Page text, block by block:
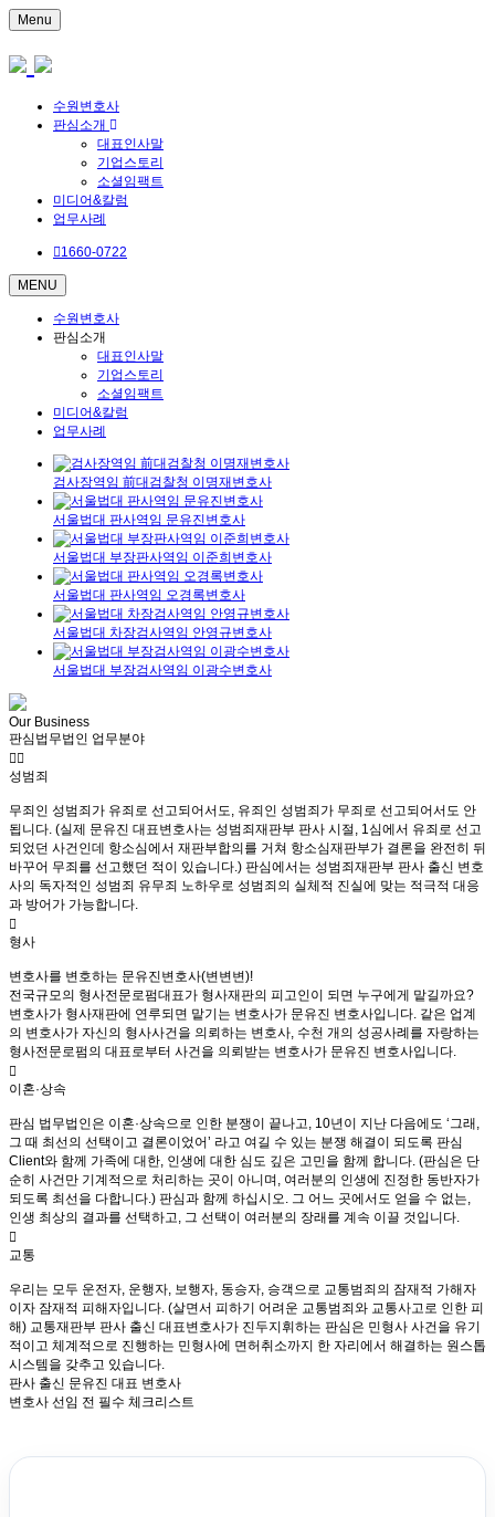
Menu
수원변호사
판심소개
대표인사말
기업스토리
소셜임팩트
미디어&칼럼
업무사례
1660-0722
MENU
수원변호사
판심소개
대표인사말
기업스토리
소셜임팩트
미디어&칼럼
업무사례
검사장역임 前대검찰청 이명재변호사
서울법대 판사역임 문유진변호사
서울법대 부장판사역임 이준희변호사
서울법대 판사역임 오경록변호사
서울법대 차장검사역임 안영규변호사
서울법대 부장검사역임 이광수변호사
Our Business
판심법무법인 업무분야
성범죄
무죄인 성범죄가 유죄로 선고되어서도, 유죄인 성범죄가 무죄로 선고되어서도 안
됩니다. (실제 문유진 대표변호사는 성범죄재판부 판사 시절, 1심에서 유죄로 선고
되었던 사건인데 항소심에서 재판부합의를 거쳐 항소심재판부가 결론을 완전히 뒤
바꾸어 무죄를 선고했던 적이 있습니다.) 판심에서는 성범죄재판부 판사 출신 변호
사의 독자적인 성범죄 유무죄 노하우로 성범죄의 실체적 진실에 맞는 적극적 대응
과 방어가 가능합니다.
형사
변호사를 변호하는 문유진변호사(변변변)!
전국규모의 형사전문로펌대표가 형사재판의 피고인이 되면 누구에게 맡길까요?
변호사가 형사재판에 연루되면 맡기는 변호사가 문유진 변호사입니다. 같은 업계
의 변호사가 자신의 형사사건을 의뢰하는 변호사, 수천 개의 성공사례를 자랑하는
형사전문로펌의 대표로부터 사건을 의뢰받는 변호사가 문유진 변호사입니다.
이혼·상속
판심 법무법인은 이혼·상속으로 인한 분쟁이 끝나고, 10년이 지난 다음에도 ‘그래,
그 때 최선의 선택이고 결론이었어’ 라고 여길 수 있는 분쟁 해결이 되도록 판심
Client와 함께 가족에 대한, 인생에 대한 심도 깊은 고민을 함께 합니다. (판심은 단
순히 사건만 기계적으로 처리하는 곳이 아니며, 여러분의 인생에 진정한 동반자가
되도록 최선을 다합니다.) 판심과 함께 하십시오. 그 어느 곳에서도 얻을 수 없는,
인생 최상의 결과를 선택하고, 그 선택이 여러분의 장래를 계속 이끌 것입니다.
교통
우리는 모두 운전자, 운행자, 보행자, 동승자, 승객으로 교통범죄의 잠재적 가해자
이자 잠재적 피해자입니다. (살면서 피하기 어려운 교통범죄와 교통사고로 인한 피
해) 교통재판부 판사 출신 대표변호사가 진두지휘하는 판심은 민형사 사건을 유기
적이고 체계적으로 진행하는 민형사에 면허취소까지 한 자리에서 해결하는 원스톱
시스템을 갖추고 있습니다.
판사 출신 문유진 대표 변호사
변호사 선임 전 필수 체크리스트